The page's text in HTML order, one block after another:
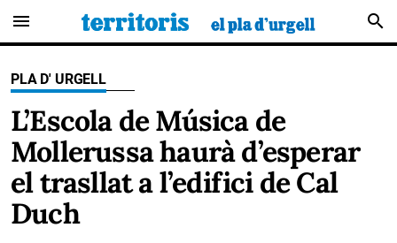
menu search
PLA D' URGELL
L’Escola de Música de
Mollerussa haurà d’esperar
el trasllat a l’edifici de Cal
Duch